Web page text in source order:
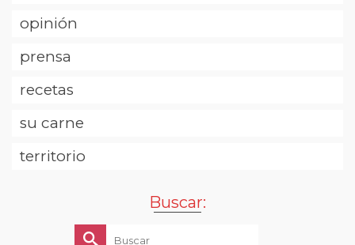
opinión
prensa
recetas
su carne
territorio
Buscar:
Buscar